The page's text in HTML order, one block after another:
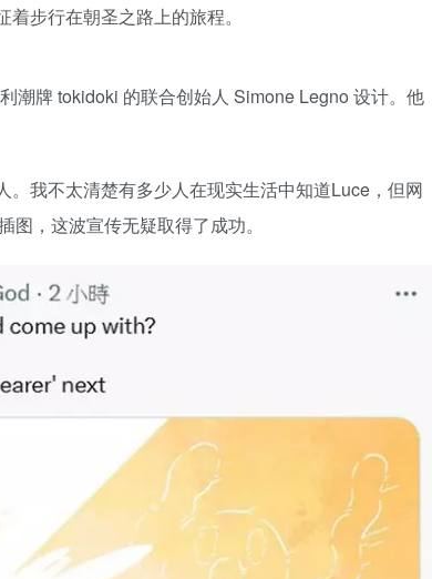
步行在朝圣之路上的旅程。
潮牌 tokidoki 的联合创始人 Simone Legno 设计。他
我不太清楚有多少人在现实生活中知道Luce，但网
，这波宣传无疑取得了成功。